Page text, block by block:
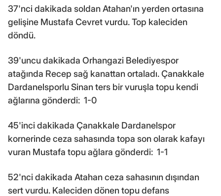
37'nci dakikada soldan Atahan'ın yerden ortasına
gelişine Mustafa Cevret vurdu. Top kaleciden
döndü.
39'uncu dakikada Orhangazi Belediyespor
atağında Recep sağ kanattan ortaladı. Çanakkale
Dardanelsporlu Sinan ters bir vuruşla topu kendi
ağlarına gönderdi: 1-0
45'inci dakikada Çanakkale Dardanelspor
kornerinde ceza sahasında topa son olarak kafayı
vuran Mustafa topu ağlara gönderdi: 1-1
52'nci dakikada Atahan ceza sahasının dışından
sert vurdu. Kaleciden dönen topu defans